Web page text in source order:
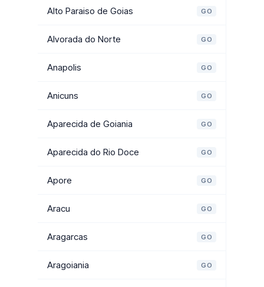
Alto Paraiso de Goias GO
Alvorada do Norte GO
Anapolis GO
Anicuns GO
Aparecida de Goiania GO
Aparecida do Rio Doce GO
Apore GO
Aracu GO
Aragarcas GO
Aragoiania GO